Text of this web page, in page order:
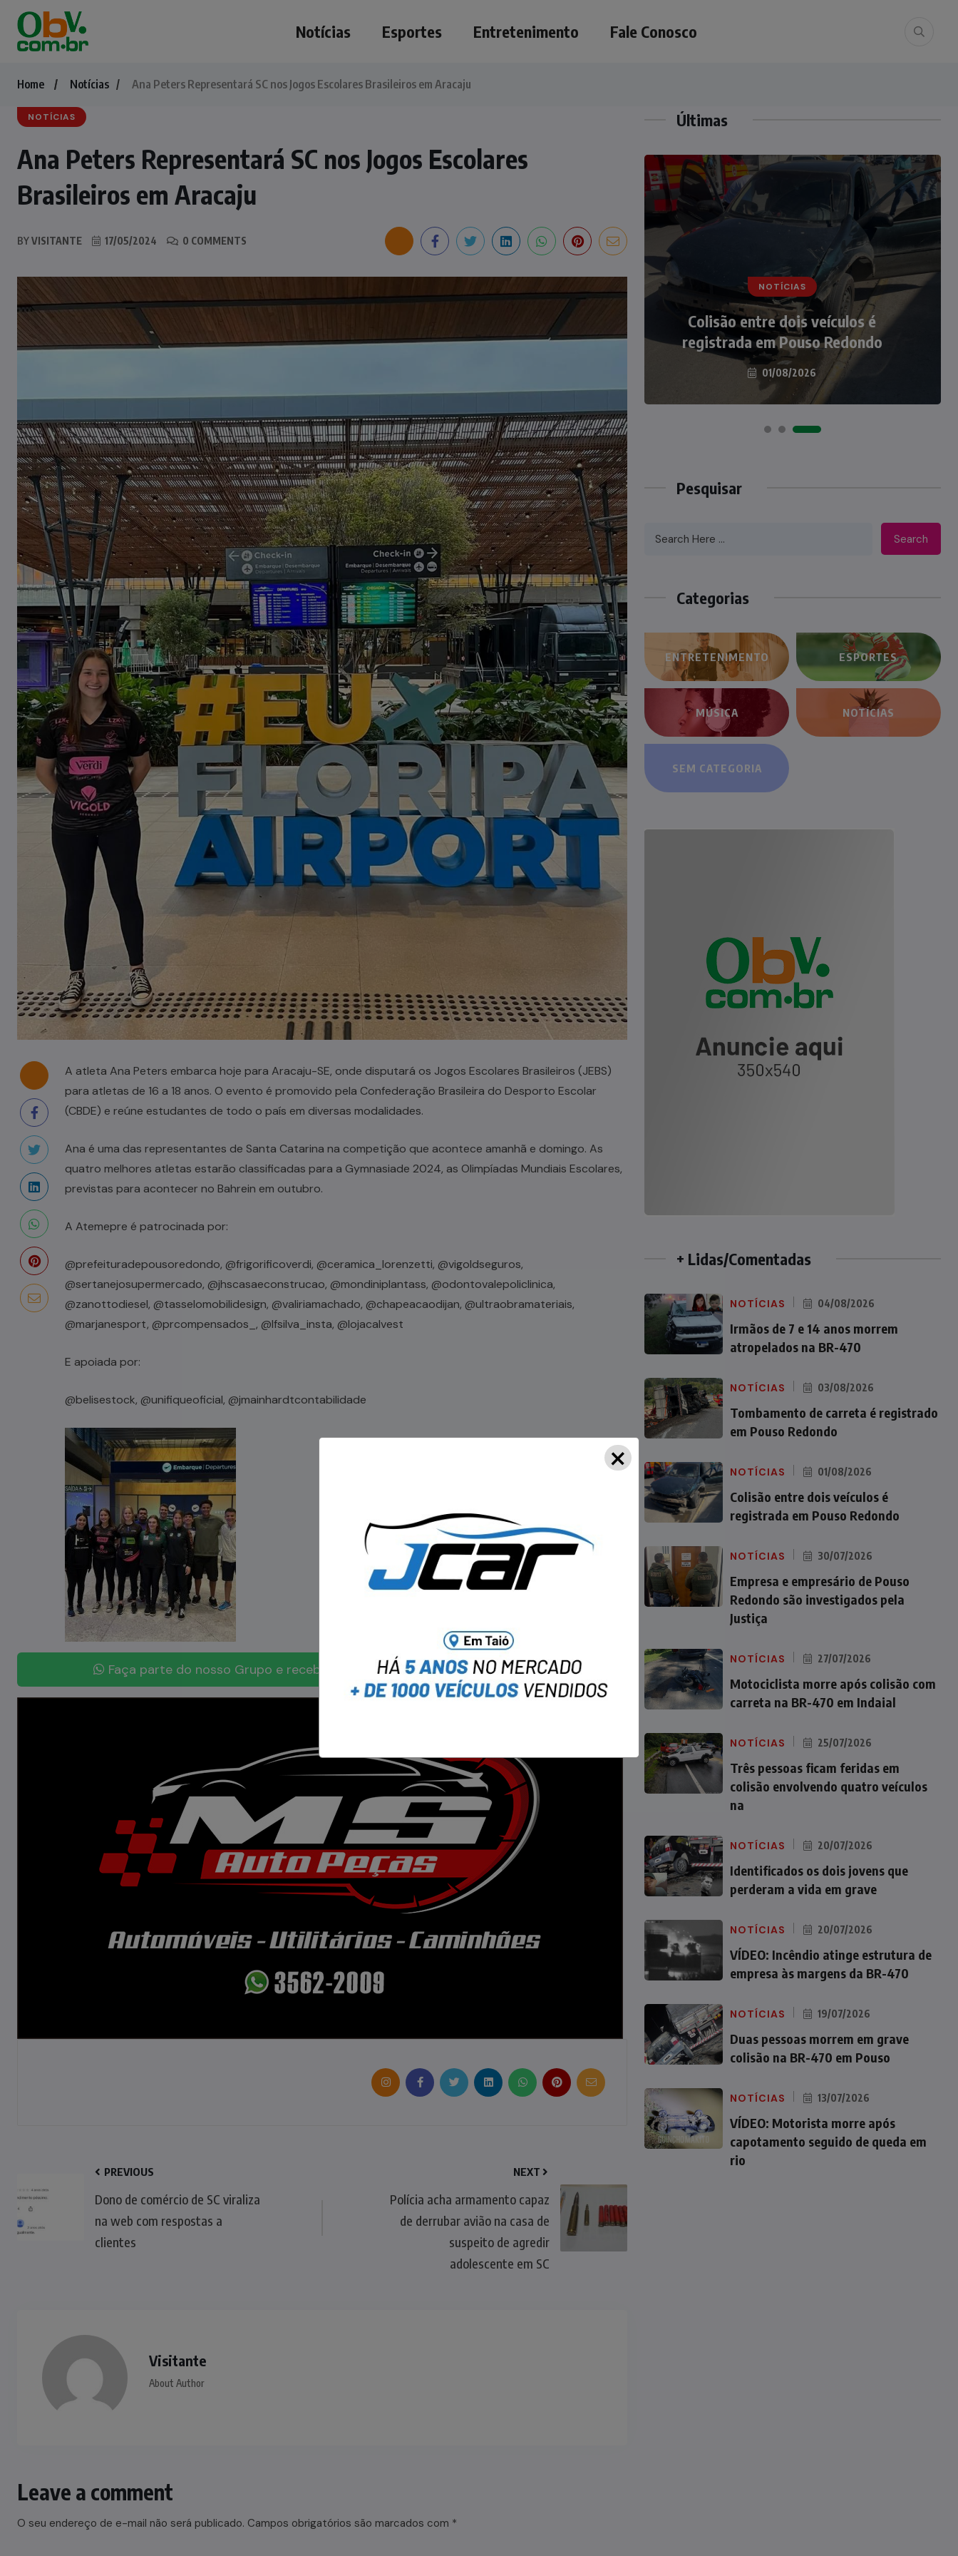
Notícias Esportes Entretenimento Fale Conosco
Home Notícias Ana Peters Representará SC nos Jogos Escolares Brasileiros em Aracaju
NOTÍCIAS
Ana Peters Representará SC nos Jogos Escolares
Brasileiros em Aracaju
BYVISITANTE 17/05/2024 0 COMMENTS
A atleta Ana Peters embarca hoje para Aracaju-SE, onde disputará os Jogos Escolares Brasileiros (JEBS)
para atletas de 16 a 18 anos. O evento é promovido pela Confederação Brasileira do Desporto Escolar
(CBDE) e reúne estudantes de todo o país em diversas modalidades.
Ana é uma das representantes de Santa Catarina na competição que acontece amanhã e domingo. As
quatro melhores atletas estarão classificadas para a Gymnasiade 2024, as Olimpíadas Mundiais Escolares,
previstas para acontecer no Bahrein em outubro.
A Atemepre é patrocinada por:
@prefeituradepousoredondo, @frigorificoverdi, @ceramica_lorenzetti, @vigoldseguros,
@sertanejosupermercado, @jhscasaeconstrucao, @mondiniplantass, @odontovalepoliclinica,
@zanottodiesel, @tasselomobilidesign, @valiriamachado, @chapeacaodijan, @ultraobramateriais,
@marjanesport, @prcompensados_, @lfsilva_insta, @lojacalvest
E apoiada por:
@belisestock, @unifiqueoficial, @jmainhardtcontabilidade
Faça parte do nosso Grupo e receba no WhatsApp notícias do Portal OBV.
PREVIOUS
Dono de comércio de SC viraliza
na web com respostas a
clientes
NEXT
Polícia acha armamento capaz
de derrubar avião na casa de
suspeito de agredir
adolescente em SC
Visitante
About Author
Leave a comment
O seu endereço de e-mail não será publicado. Campos obrigatórios são marcados com *
Últimas
Tombamento de carreta é
registrado em Pouso Redondo
Colisão entre dois veículos é
registrada em Pouso Redondo
NOTÍCIAS
Irmãos de 7 e 14 anos morrem
atropelados na BR-470 em Pouso
Redondo
04/08/2026
Pesquisar
Search
Categorias
ENTRETENIMENTO ESPORTES
MÚSICA NOTÍCIAS
SEM CATEGORIA
+ Lidas/Comentadas
NOTÍCIAS 04/08/2026
Irmãos de 7 e 14 anos morrem
atropelados na BR-470
NOTÍCIAS 03/08/2026
Tombamento de carreta é registrado
em Pouso Redondo
NOTÍCIAS 01/08/2026
Colisão entre dois veículos é
registrada em Pouso Redondo
NOTÍCIAS 30/07/2026
Empresa e empresário de Pouso
Redondo são investigados pela
Justiça
NOTÍCIAS 27/07/2026
Motociclista morre após colisão com
carreta na BR-470 em Indaial
NOTÍCIAS 25/07/2026
Três pessoas ficam feridas em
colisão envolvendo quatro veículos
na
NOTÍCIAS 20/07/2026
Identificados os dois jovens que
perderam a vida em grave
NOTÍCIAS 20/07/2026
VÍDEO: Incêndio atinge estrutura de
empresa às margens da BR-470
NOTÍCIAS 19/07/2026
Duas pessoas morrem em grave
colisão na BR-470 em Pouso
NOTÍCIAS 13/07/2026
VÍDEO: Motorista morre após
capotamento seguido de queda em
rio
×